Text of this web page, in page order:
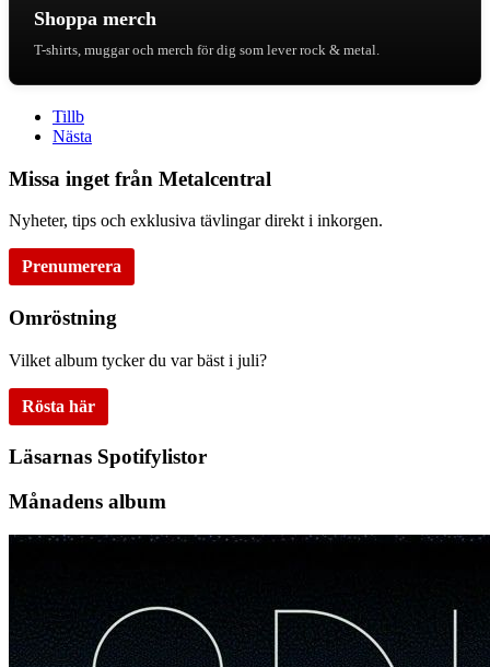
Shoppa merch
T-shirts, muggar och merch för dig som lever rock & metal.
Tillb
Nästa
Missa inget från Metalcentral
Nyheter, tips och exklusiva tävlingar direkt i inkorgen.
Prenumerera
Omröstning
Vilket album tycker du var bäst i juli?
Rösta här
Läsarnas Spotifylistor
Månadens album